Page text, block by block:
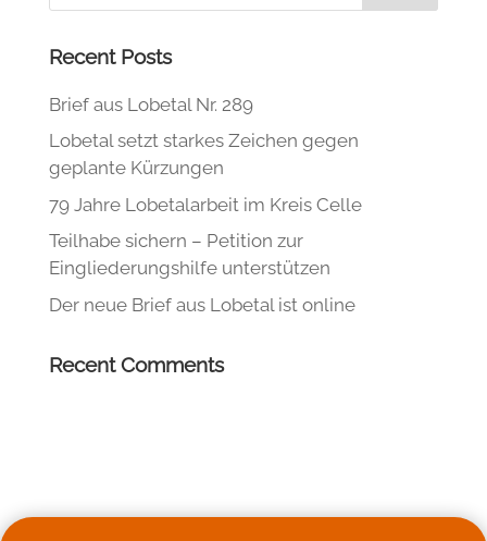
Recent Posts
Brief aus Lobetal Nr. 289
Lobetal setzt starkes Zeichen gegen
geplante Kürzungen
79 Jahre Lobetalarbeit im Kreis Celle
Teilhabe sichern – Petition zur
Eingliederungshilfe unterstützen
Der neue Brief aus Lobetal ist online
Recent Comments